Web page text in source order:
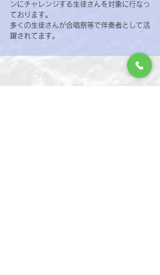
ンにチャレンジする生徒さんを対象に行なっ
ております。
多くの生徒さんが合唱祭等で伴奏者として活
躍されてます。